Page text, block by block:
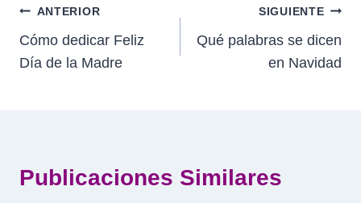
Navegación
de
ANTERIOR
Cómo dedicar Feliz
Día de la Madre
SIGUIENTE
Qué palabras se dicen
en Navidad
Publicaciones Similares